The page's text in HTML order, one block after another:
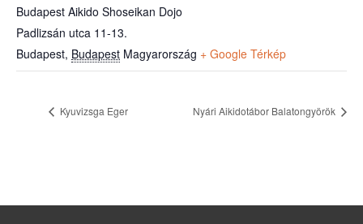
Budapest Aikido Shoseikan Dojo
Padlizsán utca 11-13.
Budapest, Budapest Magyarország + Google Térkép
Kyuvizsga Eger Nyári Aikidotábor Balatongyörök